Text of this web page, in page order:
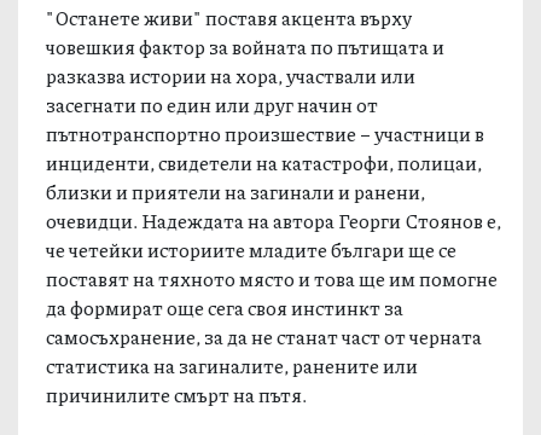
"Останете живи" поставя акцента върху
човешкия фактор за войната по пътищата и
разказва истории на хора, участвали или
засегнати по един или друг начин от
пътнотранспортно произшествие – участници в
инциденти, свидетели на катастрофи, полицаи,
близки и приятели на загинали и ранени,
очевидци. Надеждата на автора Георги Стоянов е,
че четейки историите младите българи ще се
поставят на тяхното място и това ще им помогне
да формират още сега своя инстинкт за
самосъхранение, за да не станат част от черната
статистика на загиналите, ранените или
причинилите смърт на пътя.